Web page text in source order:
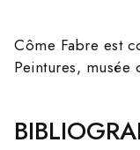
Côme Fabre est
Peintures, musée